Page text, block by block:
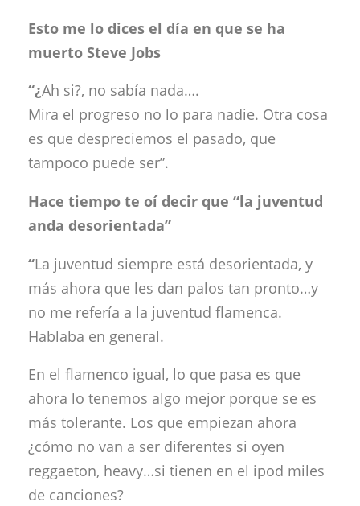
Esto me lo dices el día en que se ha
muerto Steve Jobs
“¿Ah si?, no sabía nada….
Mira el progreso no lo para nadie. Otra cosa
es que despreciemos el pasado, que
tampoco puede ser”.
Hace tiempo te oí decir que “la juventud
anda desorientada”
“La juventud siempre está desorientada, y
más ahora que les dan palos tan pronto…y
no me refería a la juventud flamenca.
Hablaba en general.
En el flamenco igual, lo que pasa es que
ahora lo tenemos algo mejor porque se es
más tolerante. Los que empiezan ahora
¿cómo no van a ser diferentes si oyen
reggaeton, heavy…si tienen en el ipod miles
de canciones?